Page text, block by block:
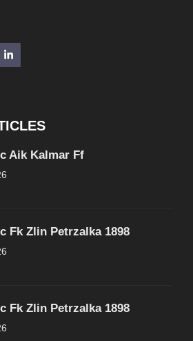
Aik Kalmar Ff
Fk Zlin Petrzalka 1898
Fk Zlin Petrzalka 1898